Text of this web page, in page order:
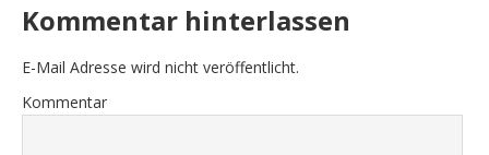
Kommentar hinterlassen
E-Mail Adresse wird nicht veröffentlicht.
Kommentar